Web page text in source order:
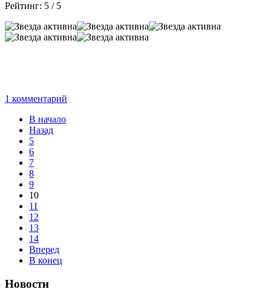
Рейтинг: 5 / 5
1 комментарий
В начало
Назад
5
6
7
8
9
10
11
12
13
14
Вперед
В конец
Новости